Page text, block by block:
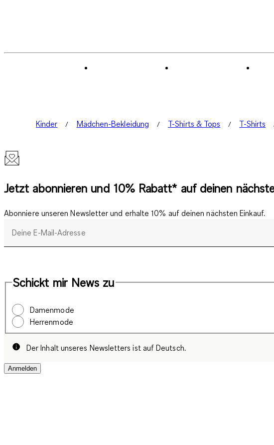
Kinder Mädchen-Bekleidung T-Shirts & Tops T-Shirts
Jetzt abonnieren und 10% Rabatt* auf deinen
Abonniere unseren Newsletter und erhalte 10% auf deinen nächsten Einkauf.
Deine E-Mail-Adresse
Schickt mir News zu
Damenmode
Herrenmode
Der Inhalt unseres Newsletters ist auf Deutsch.
Anmelden